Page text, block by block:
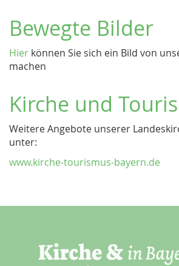
Bewegte Bilder
Hier können Sie sich ein Bild von
machen
Kirche und
Weitere Angebote unserer
unter:
www.kirche-tourismus-bayern.de